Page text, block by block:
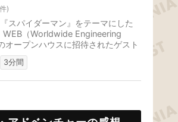
件)
スパイダーマン』をテーマにした
WEB（Worldwide Engineering
ープンハウスに招待されたゲスト
Slinger...
3分間